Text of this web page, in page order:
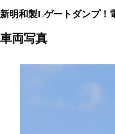
新明和製Lゲートダンプ！
車両写真